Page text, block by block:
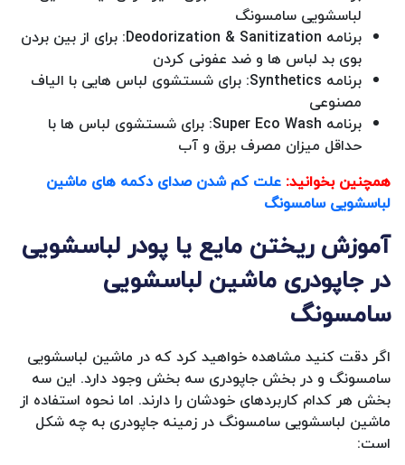
لباسشویی سامسونگ
برنامه Deodorization & Sanitization: برای از بین بردن
بوی بد لباس ها و ضد عفونی کردن
برنامه Synthetics: برای شستشوی لباس هایی با الیاف
مصنوعی
برنامه Super Eco Wash: برای شستشوی لباس ها با
حداقل میزان مصرف برق و آب
همچنین بخوانید: علت کم شدن صدای دکمه های ماشین
لباسشویی سامسونگ
آموزش ریختن مایع یا پودر لباسشویی
در جاپودری ماشین لباسشویی
سامسونگ
اگر دقت کنید مشاهده خواهید کرد که در ماشین لباسشویی
سامسونگ و در بخش جاپودری سه بخش وجود دارد. این سه
بخش هر کدام کاربردهای خودشان را دارند. اما نحوه استفاده از
ماشین لباسشویی سامسونگ در زمینه جاپودری به چه شکل
است: